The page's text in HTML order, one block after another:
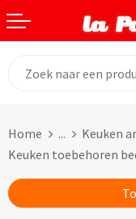
Jute tassen
Custom made
Custom made
Dag van de Zorg
Festivals
Gadget
Avira
Black+Blum
Acaciahout
Bamboe
Home ...
Keuken
Keuken toebehoren